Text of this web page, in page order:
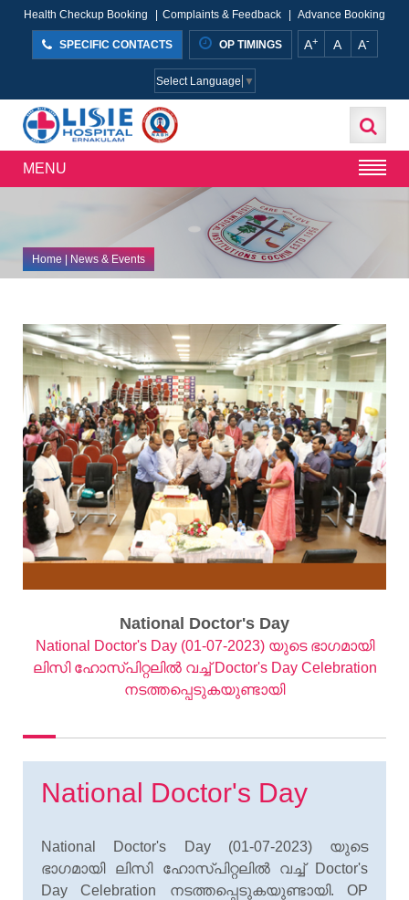
Health Checkup Booking Complaints & Feedback Advance Booking
SPECIFIC CONTACTS OP TIMINGS A+ A A-
Select Language ▼
MENU
Home| News & Events
National Doctor's Day
National Doctor's Day (01-07-2023) യുടെ ഭാഗമായി
ലിസി ഹോസ്പിറ്റലില്‍ വച്ച് Doctor's Day Celebration
നടത്തപ്പെടുകയുണ്ടായി
National Doctor's Day
National Doctor's Day (01-07-2023) യുടെ
ഭാഗമായി ലിസി ഹോസ്പിറ്റലില്വച്ച് Doctor's
Day Celebration നടത്തപ്പെടുകയുണ്ടായി. OP